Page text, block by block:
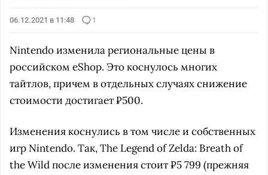
06.12.2021 в 11:48 1
Nintendo изменила региональные цены в
российском eShop. Это коснулось многих
тайтлов, причем в отдельных случаях снижение
стоимости достигает ₽500.
Изменения коснулись в том числе и собственных
игр Nintendo. Так, The Legend of Zelda: Breath of
the Wild после изменения стоит ₽5 799 (прежняя